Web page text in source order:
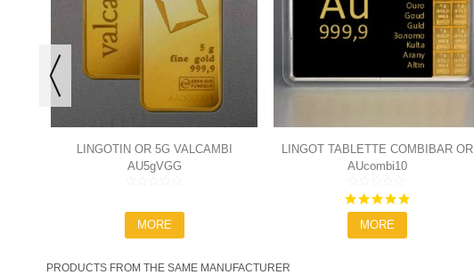
LINGOTIN OR 5G VALCAMBI
AU5gVGG
MORE
LINGOT TABLETTE COMBIBAR OR
10X1G
AUcombi10
5.0
MORE
PRODUCTS FROM THE SAME MANUFACTURER